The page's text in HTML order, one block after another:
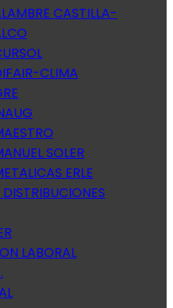
CASTILLA-
CLIMA
SOLER
ERLE
LABORAL